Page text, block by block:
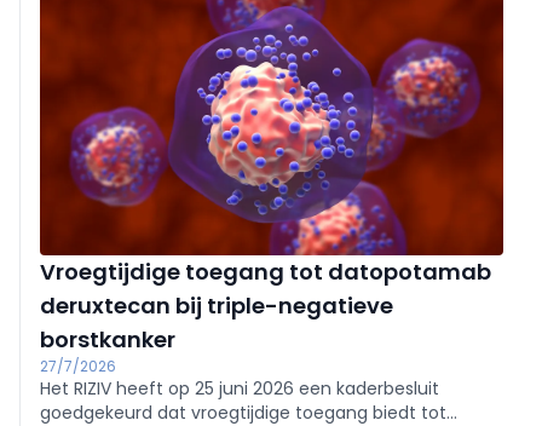
vergevorderd stadium. Het geneesmiddel komt in
aanmerking voor een tijdelijke vergoeding wanneer
het in combinatie met atezolizumab wordt gebruikt
als onderhoudsbehandeling bij volwassen patiënten bij
wie de ziekte niet is verergerd na een eerstelijns-
inductiebehandeling.
Vroegtijdige toegang tot datopotamab
deruxtecan bij triple-negatieve
borstkanker
27/7/2026
Het RIZIV heeft op 25 juni 2026 een kaderbesluit
goedgekeurd dat vroegtijdige toegang biedt tot